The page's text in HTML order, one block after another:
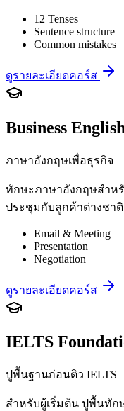
12 Tenses
Sentence structure
Common mistakes
ดูรายละเอียดคอร์ส
Business English
ภาษาอังกฤษเพื่อธุรกิจ
ทักษะภาษาอังกฤษสำห
ประชุมกับลูกค้าต่างชาติ
Email & Meeting
Presentation
Negotiation
ดูรายละเอียดคอร์ส
IELTS
ปูพื้นฐานก่อนติว IELTS
สำหรับผู้เริ่มต้น ปูพื้นทัก